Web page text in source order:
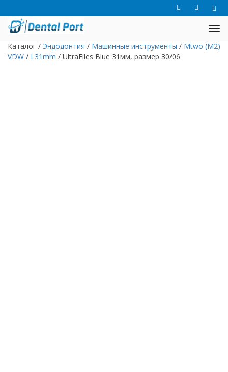
Каталог / Эндодонтия / Машинные инструменты / Mtwo (M2)
VDW / L31mm / UltraFiles Blue 31мм, размер 30/06